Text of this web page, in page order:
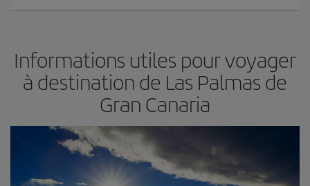
Informations utiles pour voyager
à destination de Las Palmas de
Gran Canaria